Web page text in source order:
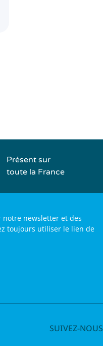
Présent sur
toute la France
notre newsletter et des
toujours utiliser le lien de
SUIVEZ-NOUS